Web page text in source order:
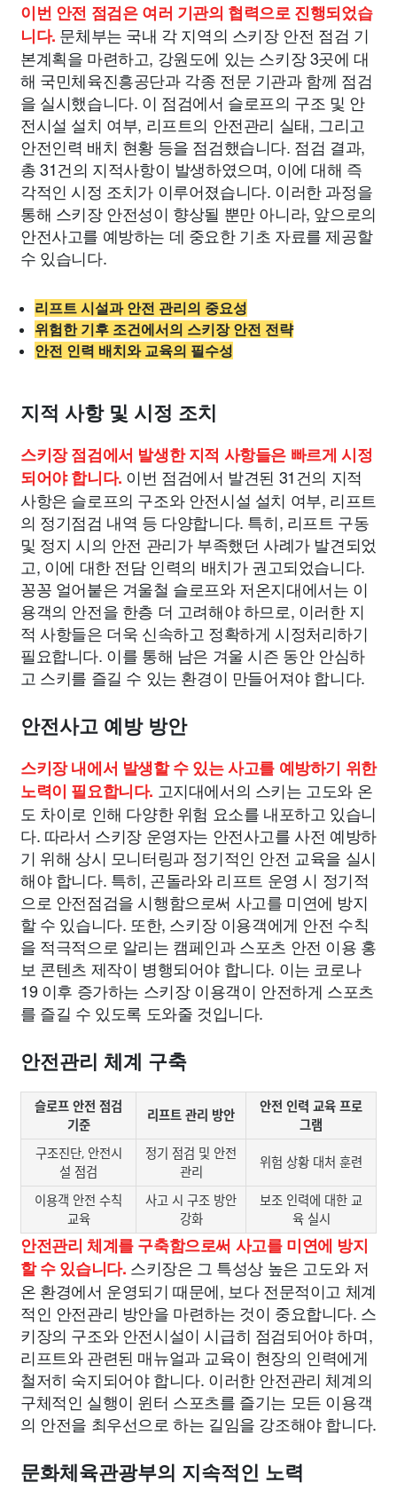
이번 안전 점검은 여러 기관의 협력으로 진행되었습
니다. 문체부는 국내 각 지역의 스키장 안전 점검 기
본계획을 마련하고, 강원도에 있는 스키장 3곳에 대
해 국민체육진흥공단과 각종 전문 기관과 함께 점검
을 실시했습니다. 이 점검에서 슬로프의 구조 및 안
전시설 설치 여부, 리프트의 안전관리 실태, 그리고
안전인력 배치 현황 등을 점검했습니다. 점검 결과,
총 31건의 지적사항이 발생하였으며, 이에 대해 즉
각적인 시정 조치가 이루어졌습니다. 이러한 과정을
통해 스키장 안전성이 향상될 뿐만 아니라, 앞으로의
안전사고를 예방하는 데 중요한 기초 자료를 제공할
수 있습니다.
리프트 시설과 안전 관리의 중요성
위험한 기후 조건에서의 스키장 안전 전략
안전 인력 배치와 교육의 필수성
지적 사항 및 시정 조치
스키장 점검에서 발생한 지적 사항들은 빠르게 시정
되어야 합니다. 이번 점검에서 발견된 31건의 지적
사항은 슬로프의 구조와 안전시설 설치 여부, 리프트
의 정기점검 내역 등 다양합니다. 특히, 리프트 구동
및 정지 시의 안전 관리가 부족했던 사례가 발견되었
고, 이에 대한 전담 인력의 배치가 권고되었습니다.
꽁꽁 얼어붙은 겨울철 슬로프와 저온지대에서는 이
용객의 안전을 한층 더 고려해야 하므로, 이러한 지
적 사항들은 더욱 신속하고 정확하게 시정처리하기
필요합니다. 이를 통해 남은 겨울 시즌 동안 안심하
고 스키를 즐길 수 있는 환경이 만들어져야 합니다.
안전사고 예방 방안
스키장 내에서 발생할 수 있는 사고를 예방하기 위한
노력이 필요합니다. 고지대에서의 스키는 고도와 온
도 차이로 인해 다양한 위험 요소를 내포하고 있습니
다. 따라서 스키장 운영자는 안전사고를 사전 예방하
기 위해 상시 모니터링과 정기적인 안전 교육을 실시
해야 합니다. 특히, 곤돌라와 리프트 운영 시 정기적
으로 안전점검을 시행함으로써 사고를 미연에 방지
할 수 있습니다. 또한, 스키장 이용객에게 안전 수칙
을 적극적으로 알리는 캠페인과 스포츠 안전 이용 홍
보 콘텐츠 제작이 병행되어야 합니다. 이는 코로나
19 이후 증가하는 스키장 이용객이 안전하게 스포츠
를 즐길 수 있도록 도와줄 것입니다.
안전관리 체계 구축
슬로프 안전 점검
기준
리프트 관리 방안
안전 인력 교육 프로
그램
구조진단, 안전시
설 점검
정기 점검 및 안전
관리
위험 상황 대처 훈련
이용객 안전 수칙
교육
사고 시 구조 방안
강화
보조 인력에 대한 교
육 실시
안전관리 체계를 구축함으로써 사고를 미연에 방지
할 수 있습니다. 스키장은 그 특성상 높은 고도와 저
온 환경에서 운영되기 때문에, 보다 전문적이고 체계
적인 안전관리 방안을 마련하는 것이 중요합니다. 스
키장의 구조와 안전시설이 시급히 점검되어야 하며,
리프트와 관련된 매뉴얼과 교육이 현장의 인력에게
철저히 숙지되어야 합니다. 이러한 안전관리 체계의
구체적인 실행이 윈터 스포츠를 즐기는 모든 이용객
의 안전을 최우선으로 하는 길임을 강조해야 합니다.
문화체육관광부의 지속적인 노력